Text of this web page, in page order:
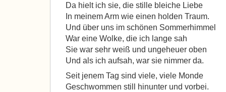
Da hielt ich sie, die stille bleiche Liebe
In meinem Arm wie einen holden Traum.
Und über uns im schönen Sommerhimmel
War eine Wolke, die ich lange sah
Sie war sehr weiß und ungeheuer oben
Und als ich aufsah, war sie nimmer da.
Seit jenem Tag sind viele, viele Monde
Geschwommen still hinunter und vorbei.